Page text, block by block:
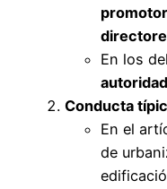
En los
Conducta
En el
de